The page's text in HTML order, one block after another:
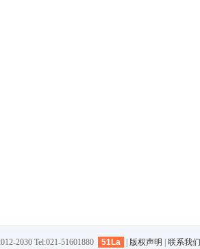
2030 Tel:021-51601880 51La 版权声明 联系我们